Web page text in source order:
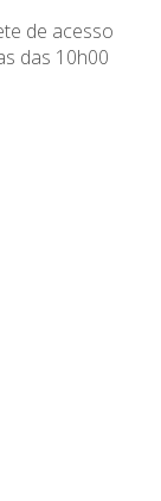
de acesso
das 10h00